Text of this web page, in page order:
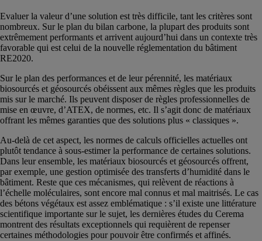
Evaluer la valeur d’une solution est très difficile, tant les critères sont
nombreux. Sur le plan du bilan carbone, la plupart des produits sont
extrêmement performants et arrivent aujourd’hui dans un contexte très
favorable qui est celui de la nouvelle réglementation du bâtiment
RE2020.
Sur le plan des performances et de leur pérennité, les matériaux
biosourcés et géosourcés obéissent aux mêmes règles que les produits
mis sur le marché. Ils peuvent disposer de règles professionnelles de
mise en œuvre, d’ATEX, de normes, etc. Il s’agit donc de matériaux
offrant les mêmes garanties que des solutions plus « classiques ».
Au-delà de cet aspect, les normes de calculs officielles actuelles ont
plutôt tendance à sous-estimer la performance de certaines solutions.
Dans leur ensemble, les matériaux biosourcés et géosourcés offrent,
par exemple, une gestion optimisée des transferts d’humidité dans le
bâtiment. Reste que ces mécanismes, qui relèvent de réactions à
l’échelle moléculaires, sont encore mal connus et mal maitrisés. Le cas
des bétons végétaux est assez emblématique : s’il existe une littérature
scientifique importante sur le sujet, les dernières études du Cerema
montrent des résultats exceptionnels qui requièrent de repenser
certaines méthodologies pour pouvoir être confirmés et affinés.